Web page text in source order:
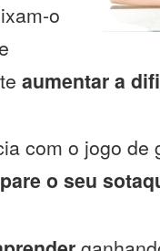
o
aumentar a
com o jogo de
o seu